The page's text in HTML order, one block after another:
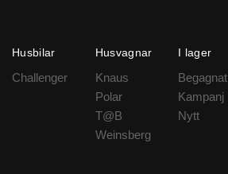
Husbilar
Challenger
Husvagnar
Knaus
Polar
T@B
Weinsberg
I lager
Begagnat
Kampanj
Nytt